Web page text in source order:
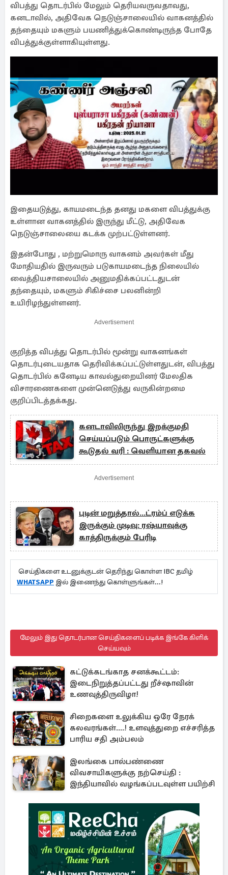
விபத்து தொடர்பில் மேலும் தெரியவருவதாவது,
கனடாவில், அதிவேக நெடுஞ்சாலையில் வாகனத்தில்
தந்தையும் மகளும் பயணித்துக்கொண்டிருந்த போதே
விபத்துக்குள்ளாகியுள்ளது.
இதையடுத்து, காயமடைந்த தனது மகளை விபத்துக்கு
உள்ளான வாகனத்தில் இருந்து மீட்டு, அதிவேக
நெடுஞ்சாலையை கடக்க முற்பட்டுள்ளனர்.
இதன்போது , மற்றுமொரு வாகனம் அவர்கள் மீது
மோதியதில் இருவரும் படுகாயமடைந்த நிலையில்
வைத்தியசாலையில் அனுமதிக்கப்பட்டதுடன்
தந்தையும், மகளும் சிகிச்சை பலனின்றி
உயிரிழந்துள்ளனர்.
Advertisement
குறித்த விபத்து தொடர்பில் மூன்று வாகனங்கள்
தொடர்புடையதாக தெரிவிக்கப்பட்டுள்ளதுடன், விபத்து
தொடர்பில் கனேடிய காவல்துறையினர் மேலதிக
விசாரணைகளை முன்னெடுத்து வருகின்றமை
குறிப்பிடத்தக்கது.
கனடாவிலிருந்து இறக்குமதி
செய்யப்படும் பொருட்களுக்கு
கூடுதல் வரி : வெளியான தகவல்
Advertisement
புடின் மறுத்தால்...ட்ரம்ப் எடுக்க
இருக்கும் முடிவு: ரஷ்யாவுக்கு
காத்திருக்கும் பேரிடி
செய்திகளை உடனுக்குடன் தெரிந்து கொள்ள IBC தமிழ்
WHATSAPP இல் இணைந்து கொள்ளுங்கள்...!
மேலும் இது தொடர்பான செய்திகளைப் படிக்க இங்கே கிளிக்
செய்யவும்
கட்டுக்கடங்காத சனக்கூட்டம்:
இடைநிறுத்தப்பட்டது றீச்ஷாவின்
உணவுத்திருவிழா!
சிறைகளை உலுக்கிய ஒரே நேரக்
கலவரங்கள்....! உளவுத்துறை எச்சரித்த
பாரிய சதி அம்பலம்
இலங்கை பால்பண்ணை
விவசாயிகளுக்கு நற்செய்தி :
இந்தியாவில் வழங்கப்படவுள்ள பயிற்சி